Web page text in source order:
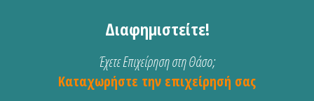
Διαφημιστείτε!
Έχετε Επιχείρηση στη Θάσο;
Καταχωρήστε την επιχείρησή σας